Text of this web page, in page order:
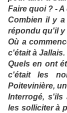
Faire quoi ? -
Combien il y
répondu qu'il y
Où a
c'était à Jallais.
Quels en ont
c'était les
Poitevinière,
Interrogé, s'ils
les solliciter à